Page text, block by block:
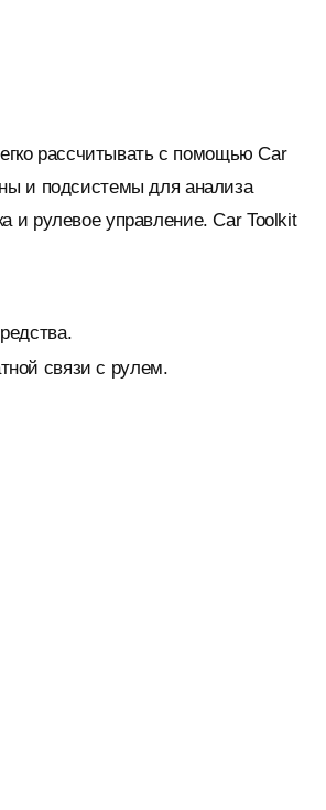
рассчитывать с помощью Car
и подсистемы для анализа
и рулевое управление. Car Toolkit
связи с рулем.